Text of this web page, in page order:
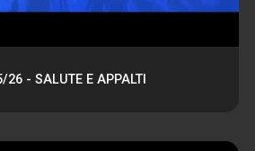
- SALUTE E APPALTI